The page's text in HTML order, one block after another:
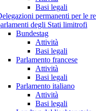
Basi legali
permanenti per le
degli Stati limitrofi
Bundestag
Attività
Basi legali
Parlamento francese
Attività
Basi legali
Parlamento italiano
Attività
Basi legali